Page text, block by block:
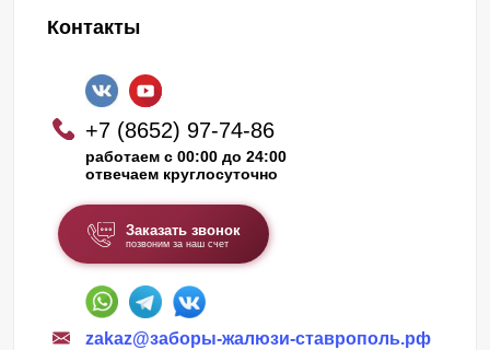
Контакты
+7 (8652) 97-74-86
работаем с 00:00 до 24:00
отвечаем круглосуточно
Заказать звонок
позвоним за наш счет
zakaz@заборы-жалюзи-ставрополь.рф